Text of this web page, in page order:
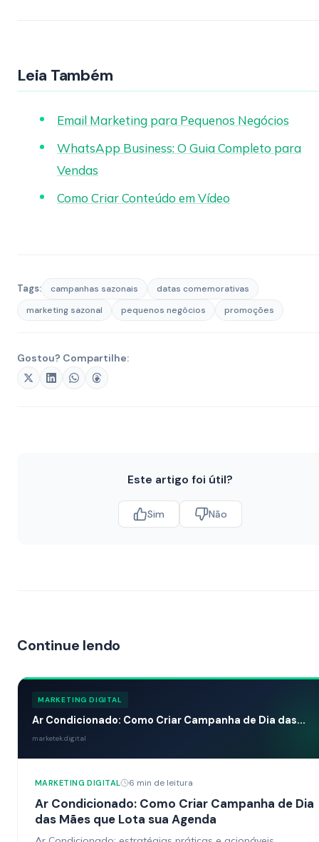
Leia Também
Email Marketing para Pequenos Negócios
WhatsApp Business: O Guia Completo para
Vendas
Como Criar Conteúdo em Vídeo
Tags: campanhas sazonais
datas comemorativas
marketing sazonal
pequenos negócios promoções
Gostou? Compartilhe:
Este artigo foi útil?
Sim Não
Continue lendo
MARKETING DIGITAL
Ar Condicionado: Como Criar Campanha de Dia das...
marketek.digital
MARKETING DIGITAL 6 min de leitura
Ar Condicionado: Como Criar Campanha de Dia
das Mães que Lota sua Agenda